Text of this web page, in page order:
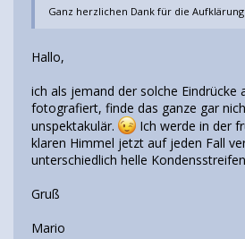
Ganz herzlichen Dank für die
Hallo,
ich als jemand der solche Eindrücke
fotografiert, finde das ganze gar
unspektakulär.
Ich werde in der
klaren Himmel jetzt auf jeden Fall
unterschiedlich helle
Gruß
Mario